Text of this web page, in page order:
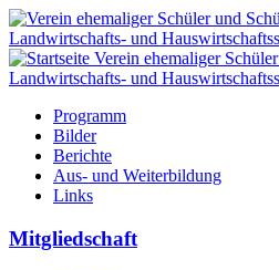
Programm
Bilder
Berichte
Aus- und Weiterbildung
Links
Mitgliedschaft